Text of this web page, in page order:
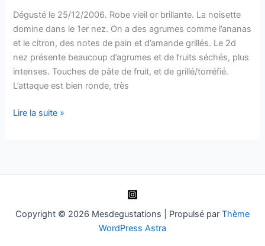
Dégusté le 25/12/2006. Robe vieil or brillante. La noisette
domine dans le 1er nez. On a des agrumes comme l’ananas
et le citron, des notes de pain et d’amande grillés. Le 2d
nez présente beaucoup d’agrumes et de fruits séchés, plus
intenses. Touches de pâte de fruit, et de grillé/torréfié.
L’attaque est bien ronde, très
Mâcon-
1996
Lire la suite »
Copyright © 2026 Mesdegustations | Propulsé par Thème
WordPress Astra